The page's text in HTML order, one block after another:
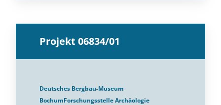
Projekt 06834/01
Deutsches Bergbau-Museum
BochumForschungsstelle Archäologie